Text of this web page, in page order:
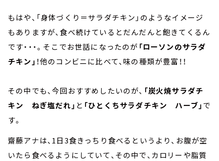
もはや、「身体づくり＝サラダチキン」のようなイメージ
もありますが、食べ続けているとだんだんと飽きてくるん
です・・・。そこでお世話になったのが 「ローソンのサラダ
チキン」 ！他のコンビニに比べて、味の種類が豊富！！
その中でも、今回おすすめしたいのが、 「炭火焼サラダチ
キン ねぎ塩だれ」 と 「ひとくちサラダチキン ハーブ」で
す。
齋藤アナは、1日3食きっちり食べるというより、お腹が空
いたら食べるようにしていて、その中で、カロリーや脂質